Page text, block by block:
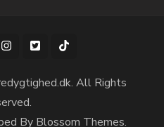
. All Rights
By Blossom Themes.